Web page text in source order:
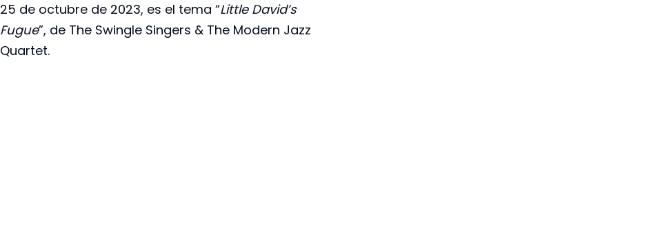
25 de octubre de 2023, es el tema “Little David’s
Fugue”, de The Swingle Singers & The Modern Jazz
Quartet.